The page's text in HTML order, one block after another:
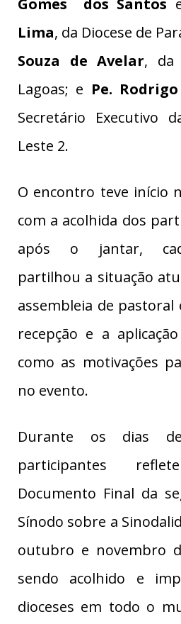
Lima, da Diocese de
Souza de Avelar, da
Lagoas; e Pe.
Secretário Executivo
Leste 2.
O encontro teve início
com a acolhida dos
após o jantar,
partilhou a situação
assembleia de pastoral
recepção e a
como as motivações
no evento.
Durante os dias
participantes
Documento Final da
Sínodo sobre a
outubro e novembro
sendo acolhido e
dioceses em todo o